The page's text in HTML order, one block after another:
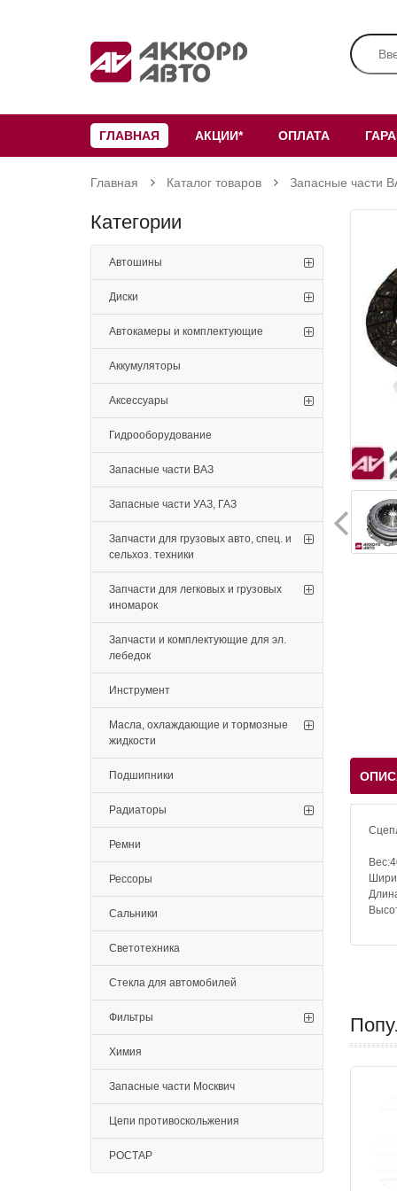
ГЛАВНАЯ АКЦИИ* ОПЛАТА
Главная Каталог товаров Запасные части
Категории
Автошины
Диски
Автокамеры и комплектующие
Аккумуляторы
Аксессуары
Гидрооборудование
Запасные части ВАЗ
Запасные части УАЗ, ГАЗ
Запчасти для грузовых авто, спец. и
сельхоз. техники
Запчасти для легковых и грузовых
иномарок
Запчасти и комплектующие для эл.
лебедок
Инструмент
Масла, охлаждающие и тормозные
жидкости
Подшипники
Радиаторы
Ремни
Рессоры
Сальники
Светотехника
Стекла для автомобилей
Фильтры
Химия
Запасные части Москвич
Цепи противоскольжения
РОСТАР